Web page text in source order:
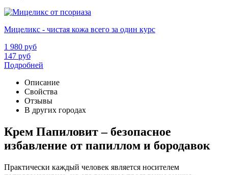
Мицеликс - чистая кожа всего за один курс
1 980 руб
147 руб
Подробней
Описание
Свойства
Отзывы
В других городах
Крем Папиловит – безопасное
избавление от папиллом и бородавок
Практически каждый человек является носителем